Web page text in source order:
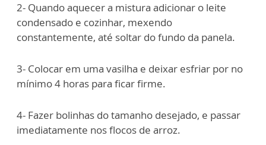
2- Quando aquecer a mistura adicionar o leite
condensado e cozinhar, mexendo
constantemente, até soltar do fundo da panela.
3- Colocar em uma vasilha e deixar esfriar por no
mínimo 4 horas para ficar firme.
4- Fazer bolinhas do tamanho desejado, e passar
imediatamente nos flocos de arroz.